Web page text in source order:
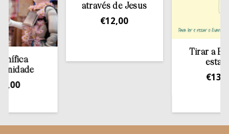
através de Jesus
12,00
Tirar a Bíblia
estante
13,50